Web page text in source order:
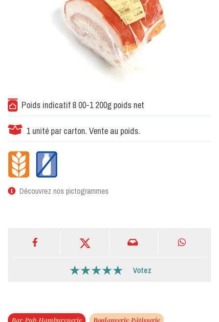
Poids indicatif 8 00-1 200g poids net
1 unité par carton. Vente au poids.
Découvrez nos pictogrammes
Votez
Bar-Pub-Hamburguerie
Boulangerie-Pâtisserie